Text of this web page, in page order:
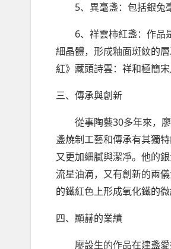
5、異毫盞：包括銀兔
6、祥雲柿紅盞：作品
細晶體，形成釉面斑紋的
紅》藏頭詩雲：祥和極簡
三、傳承與創新
從事陶藝30多年來，
盞燒制工藝和傳承有其獨
又更加細膩與潔凈。他的
流星油滴，又有創新的兩
的鐵紅色上形成氧化鐵的
四、顯赫的業績
廖設生的作品在建盞